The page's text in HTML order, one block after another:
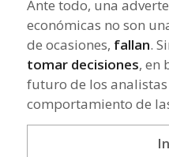
Ante todo, una
económicas no son
de ocasiones, fallan.
tomar decisiones, en
futuro de los
comportamiento de